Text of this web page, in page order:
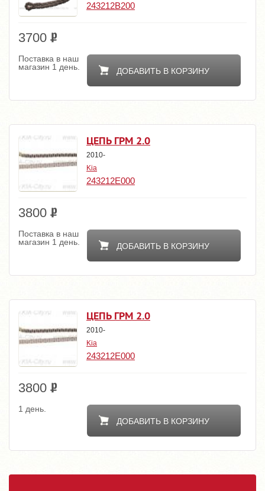
243212B200
3700
ДОБАВИТЬ В КОРЗИНУ
Поставка в наш
магазин 1 день.
ЦЕПЬ ГРМ 2.0
2010-
Kia
243212E000
3800
ДОБАВИТЬ В КОРЗИНУ
Поставка в наш
магазин 1 день.
ЦЕПЬ ГРМ 2.0
2010-
Kia
243212E000
3800
ДОБАВИТЬ В КОРЗИНУ
1 день.